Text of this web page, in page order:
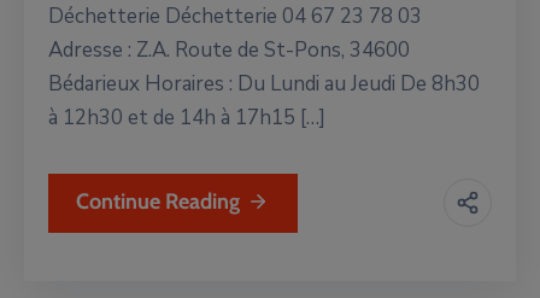
Déchetterie Déchetterie 04 67 23 78 03
Adresse : Z.A. Route de St-Pons, 34600
Bédarieux Horaires : Du Lundi au Jeudi De 8h30
à 12h30 et de 14h à 17h15 […]
Continue Reading